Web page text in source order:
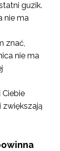
guzik.
nie ma
znać,
nie ma
zwiększają